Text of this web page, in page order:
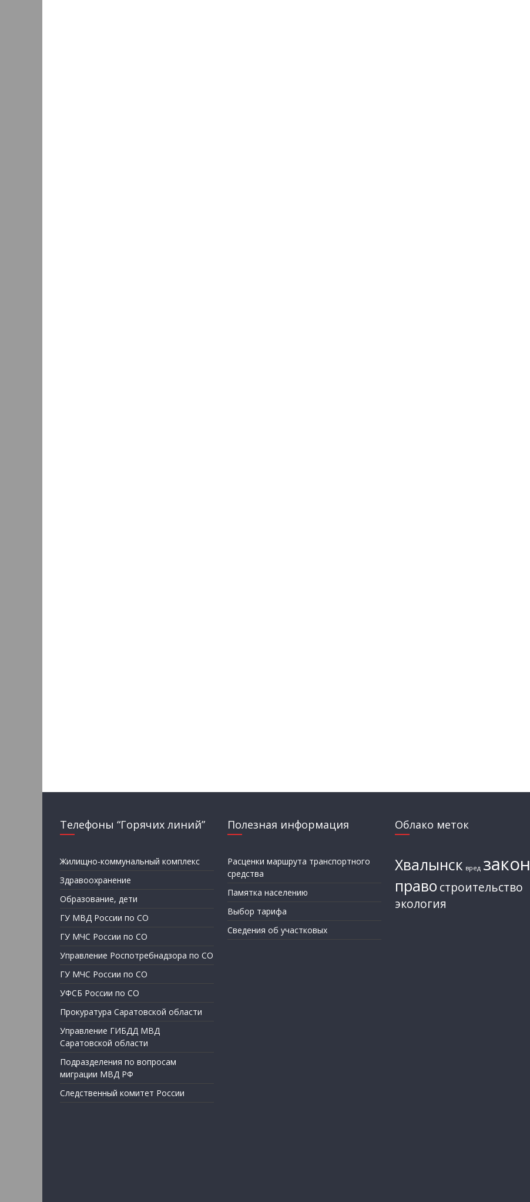
Телефоны “Горячих линий”
Жилищно-коммунальный комплекс
Здравоохранение
Образование, дети
ГУ МВД России по СО
ГУ МЧС России по СО
Управление Роспотребнадзора по СО
ГУ МЧС России по СО
УФСБ России по СО
Прокуратура Саратовской области
Управление ГИБДД МВД
Саратовской области
Подразделения по вопросам
миграции МВД РФ
Следственный комитет России
Полезная информация
Расценки маршрута транспортного
средства
Памятка населению
Выбор тарифа
Сведения об участковых
Облако меток
Хвалынск вред закон
право строительство
экология